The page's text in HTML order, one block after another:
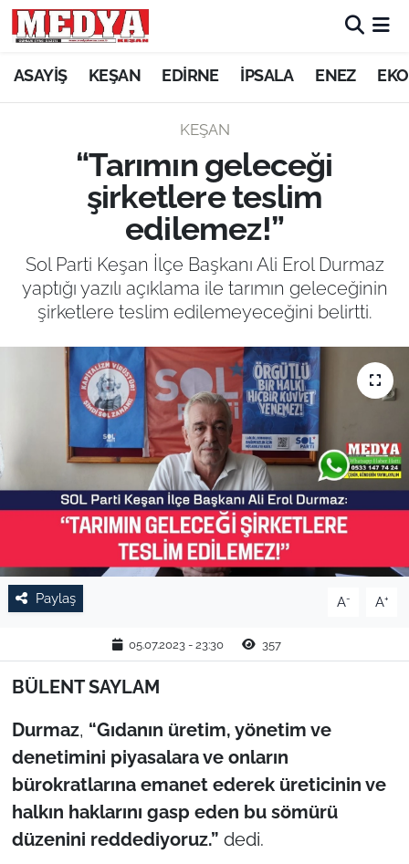
ASAYİŞ KEŞAN EDİRNE İPSALA ENEZ
KEŞAN
“Tarımın geleceği
şirketlere teslim
edilemez!”
Sol Parti Keşan İlçe Başkanı Ali Erol Durmaz
yaptığı yazılı açıklama ile tarımın geleceğinin
şirketlere teslim edilemeyeceğini belirtti.
Paylaş A- A+
05.07.2023 - 23:30 357
BÜLENT SAYLAM
Durmaz, “Gıdanın üretim, yönetim ve
denetimini piyasalara ve onların
bürokratlarına emanet ederek üreticinin ve
halkın haklarını gasp eden bu sömürü
düzenini reddediyoruz.” dedi.
KEŞAN
ASAYİŞ
SİYASET
GÜNDEM
EKONOMİ
SAĞLIK
EĞİTİM
TARIM VE HAYVANCILIK
KÜLTÜR SANAT
RESMİ İLAN
SPOR
TEKİRDAĞ
KIRKLARELİ
ÇANAKKALE